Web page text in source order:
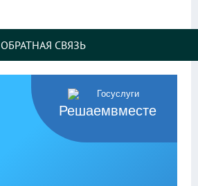
ОБРАТНАЯ СВЯЗЬ
Решаемвместе